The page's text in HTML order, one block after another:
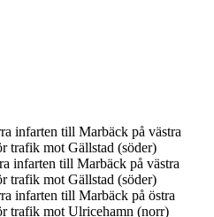
infarten till Marbäck på västra
trafik mot Gällstad (söder)
infarten till Marbäck på västra
trafik mot Gällstad (söder)
infarten till Marbäck på östra
trafik mot Ulricehamn (norr)